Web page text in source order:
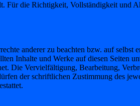
Für die Richtigkeit, Vollständigkeit und
anderer zu beachten bzw. auf selbst
Inhalte und Werke auf diesen Seiten
Die Vervielfältigung, Bearbeitung,
der schriftlichen Zustimmung des